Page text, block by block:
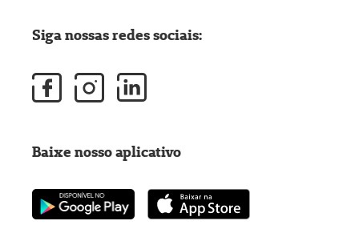
Siga nossas redes sociais:
Baixe nosso aplicativo